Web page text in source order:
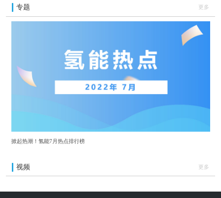
专题 更多
掀起热潮！氢能7月热点排行榜
视频 更多